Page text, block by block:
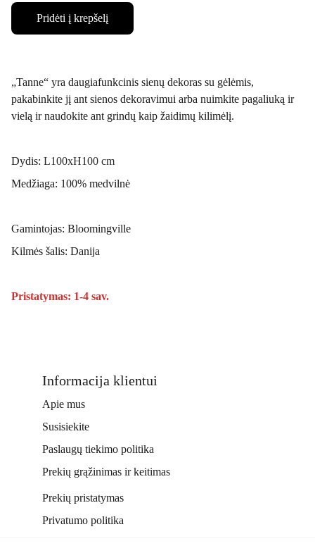
Pridėti į krepšelį
„Tanne“ yra daugiafunkcinis sienų dekoras su gėlėmis,
pakabinkite jį ant sienos dekoravimui arba nuimkite pagaliuką ir
vielą ir naudokite ant grindų kaip žaidimų kilimėlį.
Dydis: L100xH100 cm
Medžiaga: 100% medvilnė
Gamintojas: Bloomingville
Kilmės šalis: Danija
Pristatymas: 1-4 sav.
Apie mus
Privatumo politika
Prekių grąžinimas ir keitimas
Paslaugų tiekimo politika
Informacija klientui
Susisiekite
Prekių pristatymas